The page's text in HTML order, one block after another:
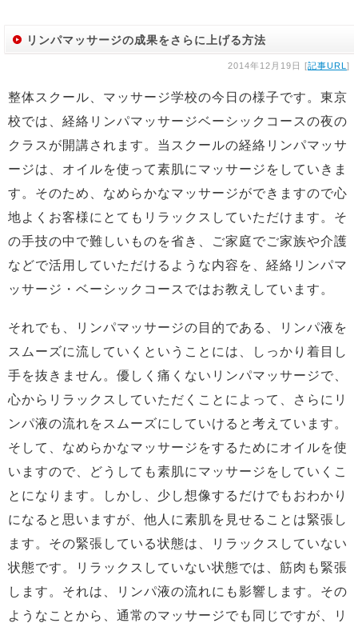
リンパマッサージの成果をさらに上げる方法
2014年12月19日 [記事URL ]
整体スクール、マッサージ学校の今日の様子です。東京
校では、経絡リンパマッサージベーシックコースの夜の
クラスが開講されます。当スクールの経絡リンパマッサ
ージは、オイルを使って素肌にマッサージをしていきま
す。そのため、なめらかなマッサージができますので心
地よくお客様にとてもリラックスしていただけます。そ
の手技の中で難しいものを省き、ご家庭でご家族や介護
などで活用していただけるような内容を、経絡リンパマ
ッサージ・ベーシックコースではお教えしています。
それでも、リンパマッサージの目的である、リンパ液を
スムーズに流していくということには、しっかり着目し
手を抜きません。優しく痛くないリンパマッサージで、
心からリラックスしていただくことによって、さらにリ
ンパ液の流れをスムーズにしていけると考えています。
そして、なめらかなマッサージをするためにオイルを使
いますので、どうしても素肌にマッサージをしていくこ
とになります。しかし、少し想像するだけでもおわかり
になると思いますが、他人に素肌を見せることは緊張し
ます。その緊張している状態は、リラックスしていない
状態です。リラックスしていない状態では、筋肉も緊張
します。それは、リンパ液の流れにも影響します。その
ようなことから、通常のマッサージでも同じですが、リ